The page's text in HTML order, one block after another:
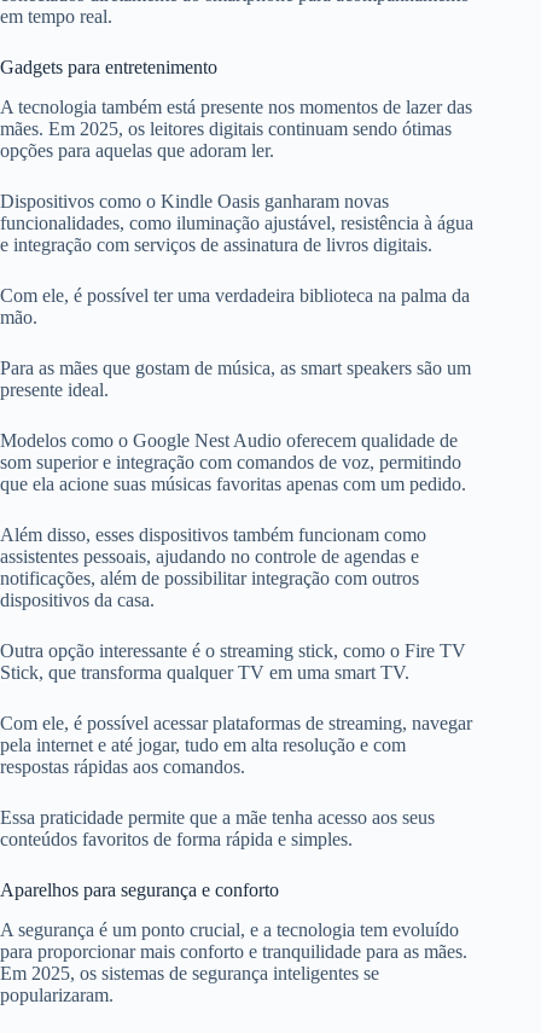
em tempo real.
Gadgets para entretenimento
A tecnologia também está presente nos momentos de lazer das
mães. Em 2025, os leitores digitais continuam sendo ótimas
opções para aquelas que adoram ler.
Dispositivos como o Kindle Oasis ganharam novas
funcionalidades, como iluminação ajustável, resistência à água
e integração com serviços de assinatura de livros digitais.
Com ele, é possível ter uma verdadeira biblioteca na palma da
mão.
Para as mães que gostam de música, as smart speakers são um
presente ideal.
Modelos como o Google Nest Audio oferecem qualidade de
som superior e integração com comandos de voz, permitindo
que ela acione suas músicas favoritas apenas com um pedido.
Além disso, esses dispositivos também funcionam como
assistentes pessoais, ajudando no controle de agendas e
notificações, além de possibilitar integração com outros
dispositivos da casa.
Outra opção interessante é o streaming stick, como o Fire TV
Stick, que transforma qualquer TV em uma smart TV.
Com ele, é possível acessar plataformas de streaming, navegar
pela internet e até jogar, tudo em alta resolução e com
respostas rápidas aos comandos.
Essa praticidade permite que a mãe tenha acesso aos seus
conteúdos favoritos de forma rápida e simples.
Aparelhos para segurança e conforto
A segurança é um ponto crucial, e a tecnologia tem evoluído
para proporcionar mais conforto e tranquilidade para as mães.
Em 2025, os sistemas de segurança inteligentes se
popularizaram.